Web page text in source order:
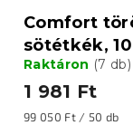
Comfort
sötétkék,
Raktáron (7 db)
1 981 Ft
Egységár:
99 050 Ft / 50 db